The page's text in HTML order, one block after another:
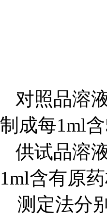
对照品溶
制成每1ml
供试品溶
1ml含有原
测定法分